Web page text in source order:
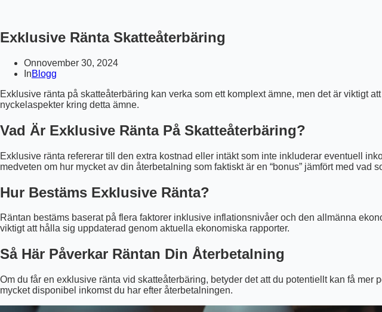
Exklusive Ränta Skatteåterbäring
Onnovember 30, 2024
InBlogg
Exklusive ränta på skatteåterbäring kan verka som ett komplext ämne, men det är viktigt
nyckelaspekter kring detta ämne.
Vad Är Exklusive Ränta På Skatteåterbäring?
Exklusive ränta refererar till den extra kostnad eller intäkt som inte inkluderar eventuell
medveten om hur mycket av din återbetalning som faktiskt är en “bonus” jämfört med vad
Hur Bestäms Exklusive Ränta?
Räntan bestäms baserat på flera faktorer inklusive inflationsnivåer och den allmänna
viktigt att hålla sig uppdaterad genom aktuella ekonomiska rapporter.
Så Här Påverkar Räntan Din Återbetalning
Om du får en exklusive ränta vid skatteåterbäring, betyder det att du potentiellt kan få
mycket disponibel inkomst du har efter återbetalningen.